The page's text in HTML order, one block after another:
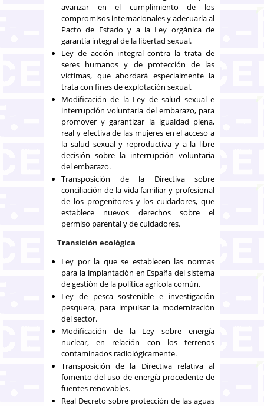
avanzar en el cumplimiento de los
compromisos internacionales y adecuarla al
Pacto de Estado y a la Ley orgánica de
garantía integral de la libertad sexual.
Ley de acción integral contra la trata de
seres humanos y de protección de las
víctimas, que abordará especialmente la
trata con fines de explotación sexual.
Modificación de la Ley de salud sexual e
interrupción voluntaria del embarazo, para
promover y garantizar la igualdad plena,
real y efectiva de las mujeres en el acceso a
la salud sexual y reproductiva y a la libre
decisión sobre la interrupción voluntaria
del embarazo.
Transposición de la Directiva sobre
conciliación de la vida familiar y profesional
de los progenitores y los cuidadores, que
establece nuevos derechos sobre el
permiso parental y de cuidadores.
Transición ecológica
Ley por la que se establecen las normas
para la implantación en España del sistema
de gestión de la política agrícola común.
Ley de pesca sostenible e investigación
pesquera, para impulsar la modernización
del sector.
Modificación de la Ley sobre energía
nuclear, en relación con los terrenos
contaminados radiológicamente.
Transposición de la Directiva relativa al
fomento del uso de energía procedente de
fuentes renovables.
Real Decreto sobre protección de las aguas